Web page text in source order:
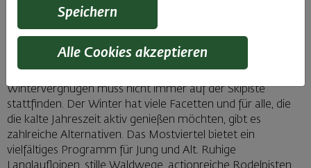
(c)_Fred_Lindmoser_
Winteraktivitäten abseits der Skipisten: Langlaufen,
Schneeschuhwandern, Rodeln, Pferdeschlittenfahrten &
Wintervergnügen muss nicht immer auf der Skipiste
stattfinden. Der Winter hat viele Facetten und für alle, die
die kalte Jahreszeit aktiv genießen möchten, gibt es
zahlreiche Alternativen. Das Mostviertel bietet ein
vielfältiges Programm für Jung und Alt. Ruhige
Speichern
Alle Cookies akzeptieren